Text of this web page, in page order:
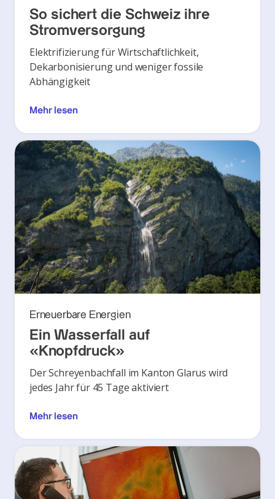
So sichert die Schweiz ihre
Stromversorgung
Elektrifizierung für Wirtschaftlichkeit,
Dekarbonisierung und weniger fossile
Abhängigkeit
Mehr lesen
Erneuerbare Energien
Ein Wasserfall auf
«Knopfdruck»
Der Schreyenbachfall im Kanton Glarus wird
jedes Jahr für 45 Tage aktiviert
Mehr lesen